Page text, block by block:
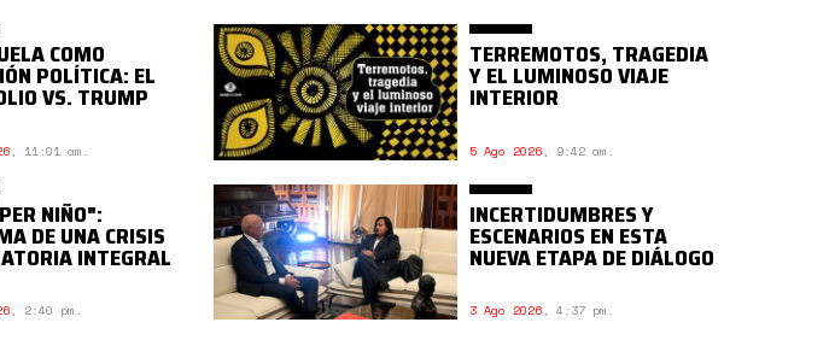
COMO
POLÍTICA: EL
VS. TRUMP
, 11:01 am.
TERREMOTOS, TRAGEDIA
Y EL LUMINOSO VIAJE
INTERIOR
5 Ago 2026, 9:42 am.
NIÑO":
DE UNA CRISIS
INTEGRAL
, 2:40 pm.
INCERTIDUMBRES Y
ESCENARIOS EN ESTA
NUEVA ETAPA DE DIÁLOGO
3 Ago 2026,4:37 pm.